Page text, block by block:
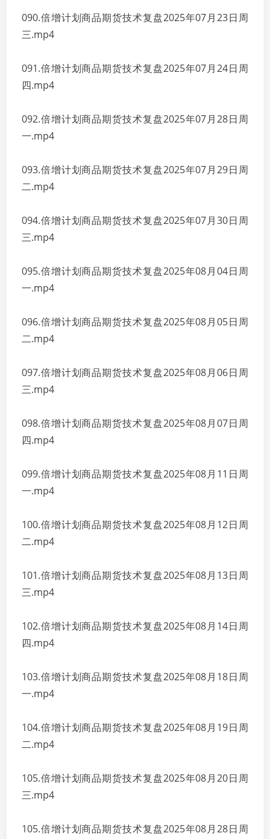
090.倍增计划商品期货技术复盘2025年07月23日周
三.mp4
091.倍增计划商品期货技术复盘2025年07月24日周
四.mp4
092.倍增计划商品期货技术复盘2025年07月28日周
一.mp4
093.倍增计划商品期货技术复盘2025年07月29日周
二.mp4
094.倍增计划商品期货技术复盘2025年07月30日周
三.mp4
095.倍增计划商品期货技术复盘2025年08月04日周
一.mp4
096.倍增计划商品期货技术复盘2025年08月05日周
二.mp4
097.倍增计划商品期货技术复盘2025年08月06日周
三.mp4
098.倍增计划商品期货技术复盘2025年08月07日周
四.mp4
099.倍增计划商品期货技术复盘2025年08月11日周
一.mp4
100.倍增计划商品期货技术复盘2025年08月12日周
二.mp4
101.倍增计划商品期货技术复盘2025年08月13日周
三.mp4
102.倍增计划商品期货技术复盘2025年08月14日周
四.mp4
103.倍增计划商品期货技术复盘2025年08月18日周
一.mp4
104.倍增计划商品期货技术复盘2025年08月19日周
二.mp4
105.倍增计划商品期货技术复盘2025年08月20日周
三.mp4
105.倍增计划商品期货技术复盘2025年08月28日周